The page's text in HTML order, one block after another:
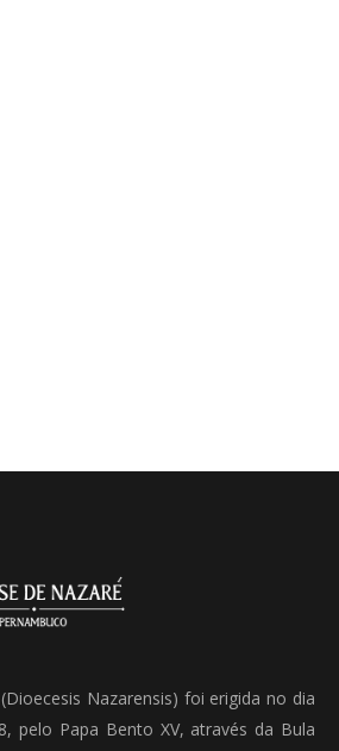
Nazarensis) foi erigida no dia
pelo Papa Bento XV, através da Bula